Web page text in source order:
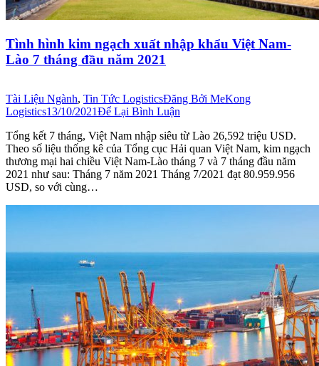
Tình hình kim ngạch xuất nhập khẩu Việt Nam-
Lào 7 tháng đầu năm 2021
Tài Liệu Ngành, Tin Tức LogisticsĐăng Bởi MeKong
Logistics13/10/2021Để Lại Bình Luận
Tổng kết 7 tháng, Việt Nam nhập siêu từ Lào 26,592 triệu USD.
Theo số liệu thống kê của Tổng cục Hải quan Việt Nam, kim ngạch
thương mại hai chiều Việt Nam-Lào tháng 7 và 7 tháng đầu năm
2021 như sau: Tháng 7 năm 2021 Tháng 7/2021 đạt 80.959.956
USD, so với cùng…